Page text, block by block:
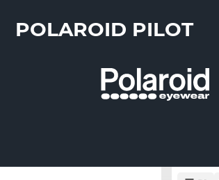
POLAROID PILOT